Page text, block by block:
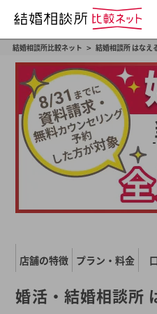
結婚相談所比較ネット > 結婚相談所 はな
店舗の特徴 プラン・料金
婚活・結婚相談所